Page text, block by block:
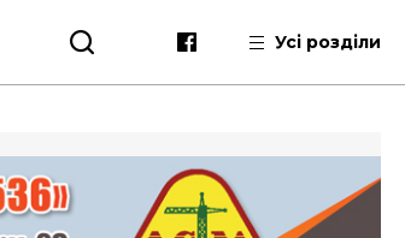
Усі розділи